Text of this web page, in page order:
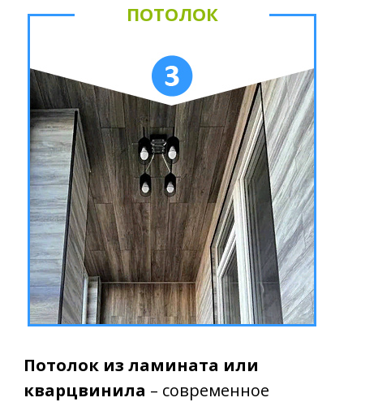
ПОТОЛОК
Потолок из ламината или
кварцвинила – современное